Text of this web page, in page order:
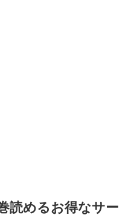
読めるお得なサー